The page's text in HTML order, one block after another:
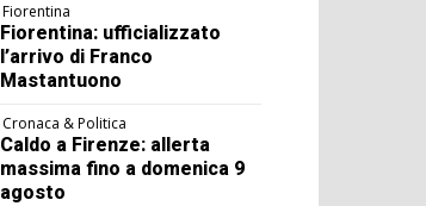
Fiorentina
Fiorentina: ufficializzato
l’arrivo di Franco
Mastantuono
Cronaca & Politica
Caldo a Firenze: allerta
massima fino a domenica 9
agosto